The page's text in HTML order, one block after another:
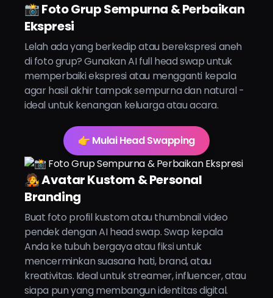
📸 Foto Grup Sempurna & Perbaikan
Ekspresi
Lelah ada yang berkedip atau berekspresi aneh
di foto grup? Gunakan AI full head swap untuk
memperbaiki ekspresi atau mengganti kepala
agar hasil akhir tampak sempurna dan natural -
ideal untuk kenangan keluarga atau acara.
👉 Mulai Head Swapping
🧑‍🎤 Avatar Kustom & Personal
Branding
Buat foto profil kustom atau thumbnail video
pendek dengan AI head swap. Swap kepala
Anda ke tubuh bergaya atau fiksi untuk
mencerminkan suasana hati, brand, atau
kreativitas. Ideal untuk streamer, influencer, atau
siapa pun yang membangun identitas digital.